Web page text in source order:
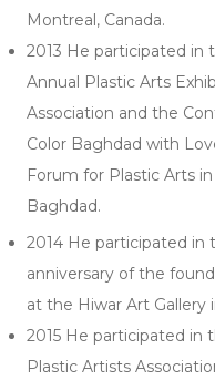
Montreal, Canada.
2013 He participated in
Annual Plastic Arts
Association and the
Color Baghdad with
Forum for Plastic Arts
Baghdad.
2014 He participated in
anniversary of the
at the Hiwar Art Gallery
2015 He participated in
Plastic Artists